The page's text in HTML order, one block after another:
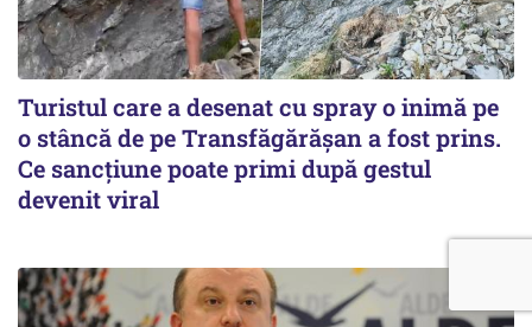
Turistul care a desenat cu spray o inimă pe
o stâncă de pe Transfăgărășan a fost prins.
Ce sancțiune poate primi după gestul
devenit viral